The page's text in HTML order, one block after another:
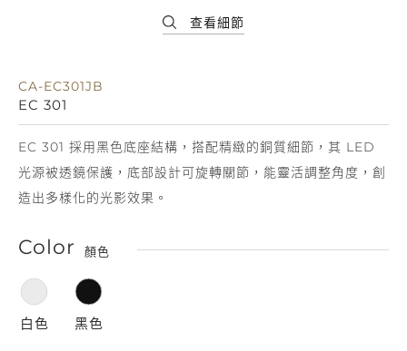
CA-EC301JB
EC 301
EC 301 採用黑色底座結構，搭配精緻的銅質細節，其 LED
光源被透鏡保護，底部設計可旋轉關節，能靈活調整角度，創
造出多樣化的光影效果。
Color 顏色
白色 黑色